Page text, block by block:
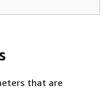
that are